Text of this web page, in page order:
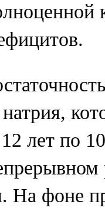
лет по
На фоне